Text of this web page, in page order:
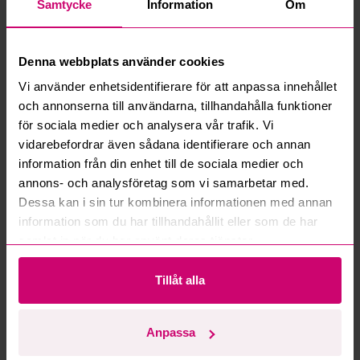
Samtycke Information Om
Denna webbplats använder cookies
Vi använder enhetsidentifierare för att anpassa innehållet
och annonserna till användarna, tillhandahålla funktioner
för sociala medier och analysera vår trafik. Vi
vidarebefordrar även sådana identifierare och annan
information från din enhet till de sociala medier och
annons- och analysföretag som vi samarbetar med.
Dessa kan i sin tur kombinera informationen med annan
information som du har tillhandahållit eller som de har
Tillåt alla
Anpassa
Vad innebär serviceavgift?
Vad är ett reservationspris?
Hur fungerar budmotorn?
Kan jag ångra ett bud?
Kan ni frakta mina vunna objekt?
Mer från samma kategori